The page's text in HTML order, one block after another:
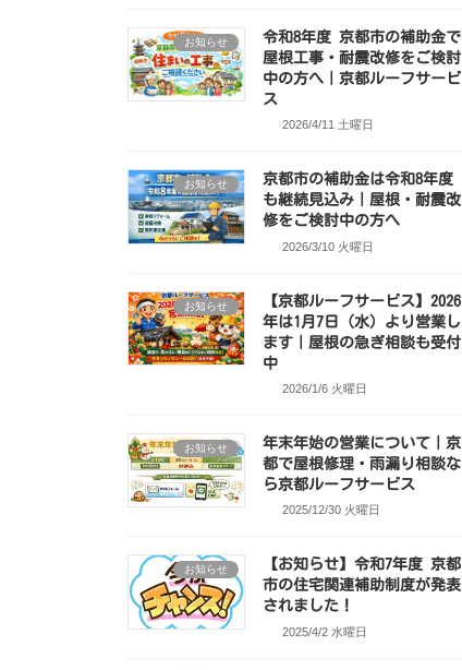
お知らせ
令和8年度 京都市の補助金で
屋根工事・耐震改修をご検討
中の方へ｜京都ルーフサービ
ス
2026/4/11 土曜日
お知らせ
京都市の補助金は令和8年度
も継続見込み｜屋根・耐震改
修をご検討中の方へ
2026/3/10 火曜日
お知らせ
【京都ルーフサービス】2026
年は1月7日（水）より営業し
ます｜屋根の急ぎ相談も受付
中
2026/1/6 火曜日
お知らせ
年末年始の営業について｜京
都で屋根修理・雨漏り相談な
ら京都ルーフサービス
2025/12/30 火曜日
お知らせ
【お知らせ】令和7年度 京都
市の住宅関連補助制度が発表
されました！
2025/4/2 水曜日